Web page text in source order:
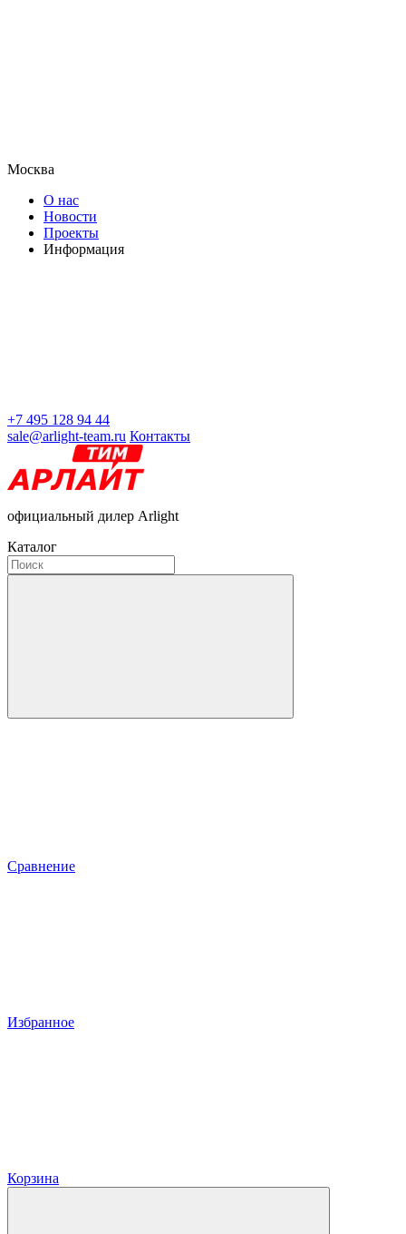
Москва
О нас
Новости
Проекты
Информация
+7 495 128 94 44
sale@arlight-team.ru Контакты
официальный дилер Arlight
Каталог
Сравнение
Избранное
Корзина